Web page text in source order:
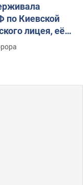
по Киевской
лицея, её